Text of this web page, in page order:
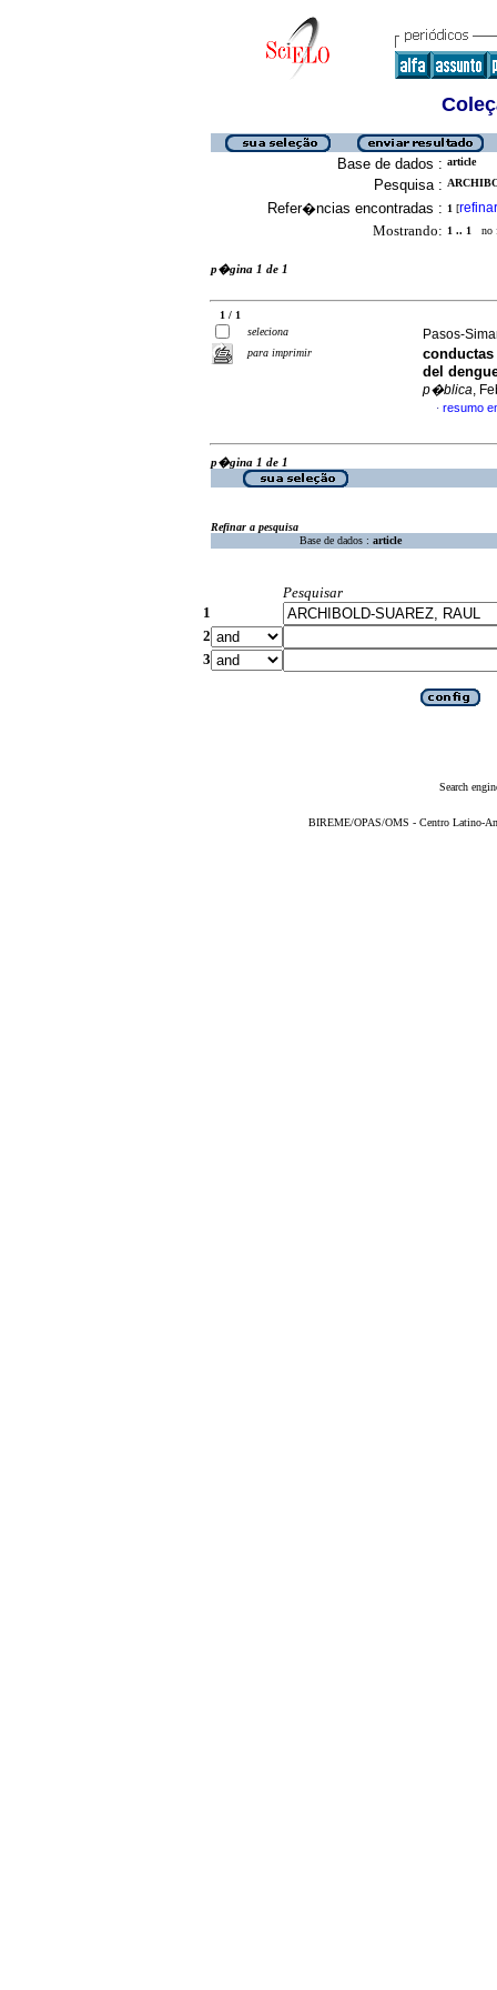
Base de dados : article
Pesquisa :
Refer�ncias encontradas : 1 [refinar
Mostrando: 1 .. 1 no
p�gina 1 de 1
1 / 1
seleciona
para imprimir
Pasos-
del
p�blica,
· resumo
p�gina 1 de 1
Refinar a pesquisa
Base de dados : article
Pesquisar
1
2
3
Search
BIREME/OPAS/OMS - Centro Latino-